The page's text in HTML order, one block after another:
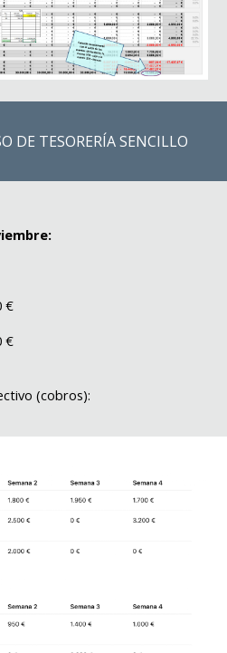
DE TESORERÍA SENCILLO
€
€
(cobros):